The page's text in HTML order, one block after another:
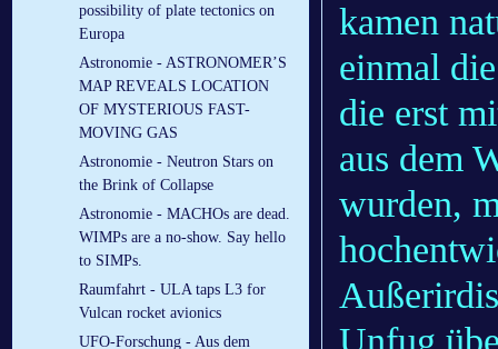
possibility of plate tectonics on
Europa
Astronomie - ASTRONOMER’S
MAP REVEALS LOCATION
OF MYSTERIOUS FAST-
MOVING GAS
Astronomie - Neutron Stars on
the Brink of Collapse
Astronomie - MACHOs are dead.
WIMPs are a no-show. Say hello
to SIMPs.
Raumfahrt - ULA taps L3 for
Vulcan rocket avionics
UFO-Forschung - Aus dem
kamen
einmal
die erst
aus dem
wurden,
Unfug